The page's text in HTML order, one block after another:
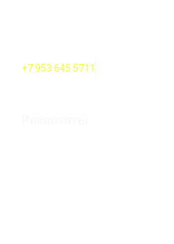
+7 953 645 5711